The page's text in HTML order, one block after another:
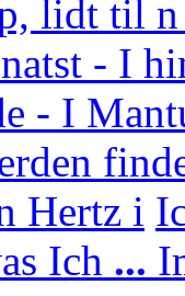
lidt til n
- I
- I
Hertz i
Ich ...